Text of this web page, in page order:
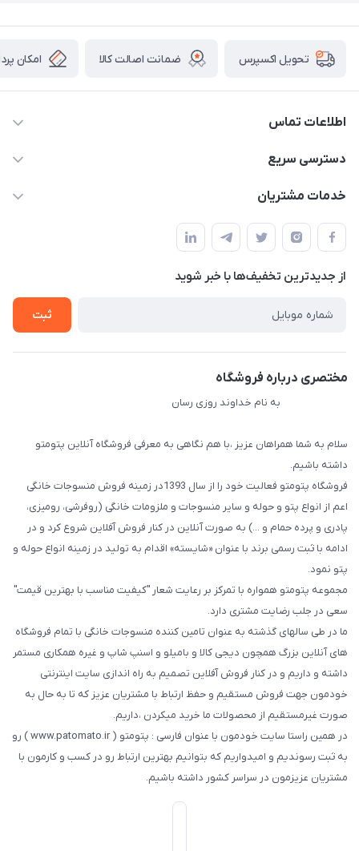
تحویل اکسپرس ضمانت اصالت کالا امکان
اطلاعات تماس
09034287359
دسترسی سریع
حساب کاربری
لیست محصولات
درباره ما
خدمات مشتریان
قوانین و مقررات
حریم خصوصی
راهنما
از جدید‌ترین تخفیف‌ها با‌ خبر شوید
ثبت
مختصری درباره فروشگاه
به نام خداوند روزی رسان
سلام به شما همراهان عزیز ،با هم نگاهی به معرفی فروشگاه آنلاین پتومتو
داشته باشیم.
فروشگاه پتومتو فعالیت خود را از سال 1393در زمینه فروش منسوجات خانگی
اعم از انواع پتو و حوله و سایر منسوجات و ملزومات خانگی (روفرشی، رومیزی،
پادری و پرده حمام و ...) به صورت آنلاین در کنار فروش آفلاین شروع کرد و در
ادامه با ثبت رسمی برند با عنوان «شایسته» اقدام به تولید در زمینه انواع حوله و
پتو نمود.
مجموعه پتومتو همواره با تمرکز بر رعایت شعار "کیفیت مناسب با بهترین قیمت"
سعی در جلب رضایت مشتری دارد.
ما در طی سالهای گذشته به عنوان تامین کننده منسوجات خانگی با تمام فروشگاه
های آنلاین بزرگ همچون دیجی کالا و بامیلو و اسنپ شاپ و غیره همکاری مستمر
داشته و داریم و در کنار فروش آفلاین تصمیم به راه اندازی سایت اینترنتی
خودمون جهت فروش مستقیم و حفظ ارتباط با مشتریان عزیز که تا به حال به
صورت غیرمستقیم از محصولات ما خرید میکردن ،داریم.
در همین راستا سایت خودمون با عنوان فارسی : پتومتو ( www.patomato.ir ) رو
به ثبت رسوندیم و امیدواریم که بتوانیم بهترین ارتباط رو در کسب و کارمون با
مشتریان عزیزمون در سراسر کشور داشته باشیم.